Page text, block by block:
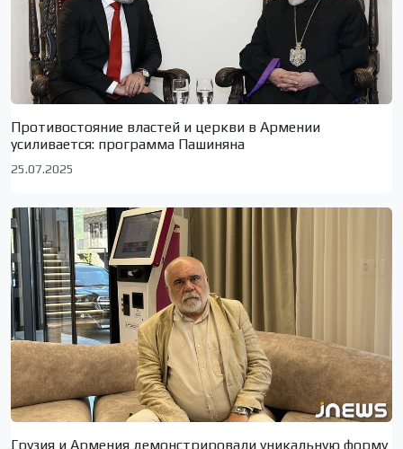
Противостояние властей и церкви в Армении
усиливается: программа Пашиняна
25.07.2025
Грузия и Армения демонстрировали уникальную форму